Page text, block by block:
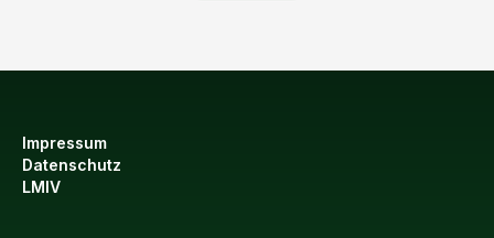
Impressum
Datenschutz
LMIV